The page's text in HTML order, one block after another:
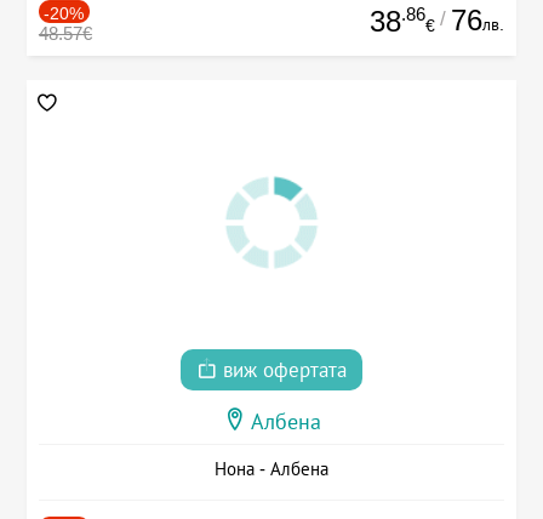
-20%
48.57€ 38.86
€ / 76лв.
виж офертата
Албена
Нона - Албена